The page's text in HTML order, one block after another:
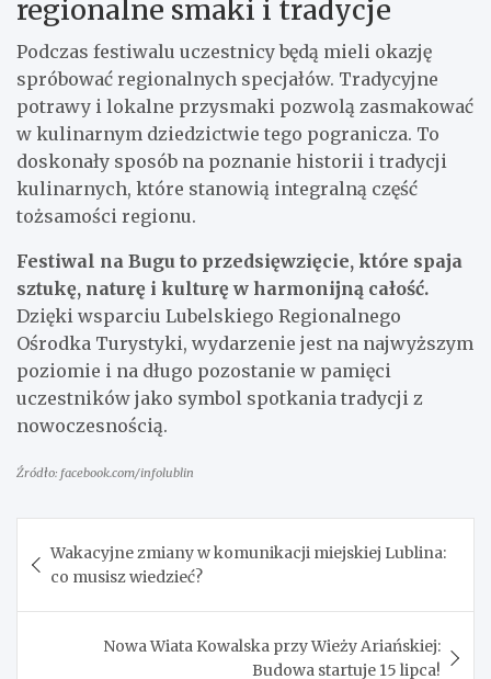
regionalne smaki i tradycje
Podczas festiwalu uczestnicy będą mieli okazję
spróbować regionalnych specjałów. Tradycyjne
potrawy i lokalne przysmaki pozwolą zasmakować
w kulinarnym dziedzictwie tego pogranicza. To
doskonały sposób na poznanie historii i tradycji
kulinarnych, które stanowią integralną część
tożsamości regionu.
Festiwal na Bugu to przedsięwzięcie, które spaja
sztukę, naturę i kulturę w harmonijną całość.
Dzięki wsparciu Lubelskiego Regionalnego
Ośrodka Turystyki, wydarzenie jest na najwyższym
poziomie i na długo pozostanie w pamięci
uczestników jako symbol spotkania tradycji z
nowoczesnością.
Źródło: facebook.com/infolublin
wpisu
Wakacyjne zmiany w komunikacji miejskiej Lublina:
co musisz wiedzieć?
Nowa Wiata Kowalska przy Wieży Ariańskiej:
Budowa startuje 15 lipca!